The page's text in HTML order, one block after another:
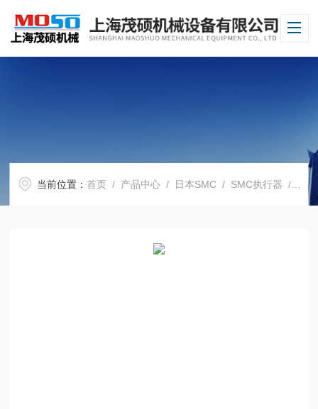
当前位置：首页 / 产品中心 / 日本SMC / SMC执行器 / 日本SMC开关PFMB7202-06-C现货特惠